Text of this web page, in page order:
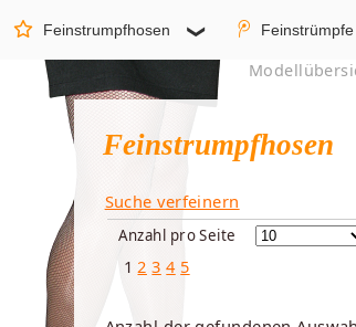
Feinstrumpfhosen Feinstrümpfe
Feinstrumpfhosen
Suche verfeinern
Anzahl pro Seite
12 3 4 5